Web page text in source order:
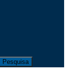
Pesquisa